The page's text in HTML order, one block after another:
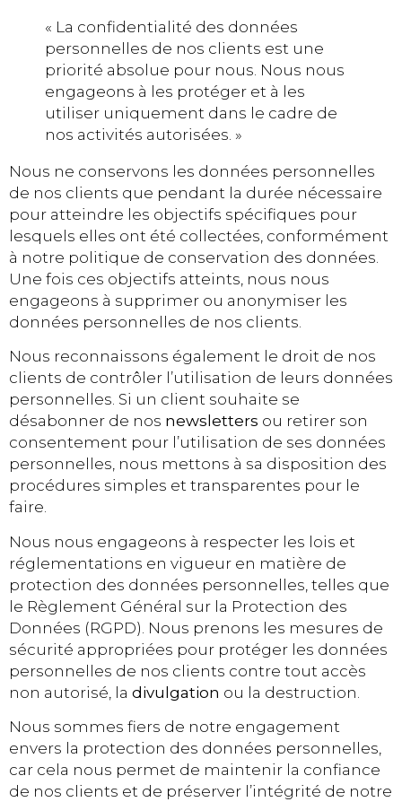
« La confidentialité des données
personnelles de nos clients est une
priorité absolue pour nous. Nous nous
engageons à les protéger et à les
utiliser uniquement dans le cadre de
nos activités autorisées. »
Nous ne conservons les données personnelles
de nos clients que pendant la durée nécessaire
pour atteindre les objectifs spécifiques pour
lesquels elles ont été collectées, conformément
à notre politique de conservation des données.
Une fois ces objectifs atteints, nous nous
engageons à supprimer ou anonymiser les
données personnelles de nos clients.
Nous reconnaissons également le droit de nos
clients de contrôler l’utilisation de leurs données
personnelles. Si un client souhaite se
désabonner de nos newsletters ou retirer son
consentement pour l’utilisation de ses données
personnelles, nous mettons à sa disposition des
procédures simples et transparentes pour le
faire.
Nous nous engageons à respecter les lois et
réglementations en vigueur en matière de
protection des données personnelles, telles que
le Règlement Général sur la Protection des
Données (RGPD). Nous prenons les mesures de
sécurité appropriées pour protéger les données
personnelles de nos clients contre tout accès
non autorisé, la divulgation ou la destruction.
Nous sommes fiers de notre engagement
envers la protection des données personnelles,
car cela nous permet de maintenir la confiance
de nos clients et de préserver l’intégrité de notre